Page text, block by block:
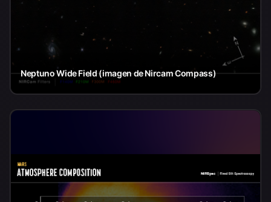
Neptuno Wide Field (imagen de Nircam Compass)